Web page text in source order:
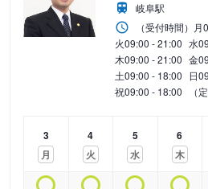
岐阜駅
（受付時間） 月
火09:00 - 21:00 水
木09:00 - 21:00 金
土09:00 - 18:00 日
祝09:00 - 18:00 （
3
月
4
火
5
水
6
木